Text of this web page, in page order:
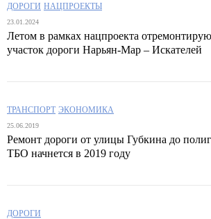
ДОРОГИ НАЦПРОЕКТЫ
23.01.2024
Летом в рамках нацпроекта
участок дороги Нарьян-Мар – Искателей
ТРАНСПОРТ ЭКОНОМИКА
25.06.2019
Ремонт дороги от улицы Губкина до
ТБО начнется в 2019 году
ДОРОГИ